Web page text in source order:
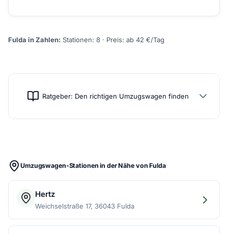
Fulda in Zahlen: Stationen: 8 · Preis: ab 42 €/Tag
Ratgeber: Den richtigen Umzugswagen finden
Umzugswagen-Stationen in der Nähe von Fulda
Hertz
Weichselstraße 17, 36043 Fulda